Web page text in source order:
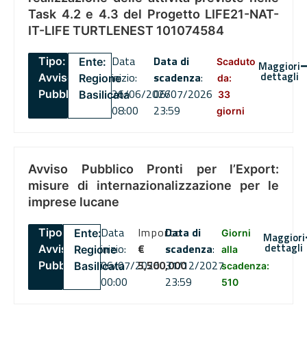
Task 4.2 e 4.3 del Progetto LIFE21-NAT-
IT-LIFE TURTLENEST 101074584
Tipo:
Avviso
Pubblico
Ente:
Regione
Basilicata
Data
inizio:
26/06/2026
08:00
Data di
scadenza:
06/07/2026
23:59
Scaduto
da:
33
giorni
Maggiori
dettagli
Avviso Pubblico Pronti per l’Export:
misure di internazionalizzazione per le
imprese lucane
Tipo:
Avviso
Pubblico
Ente:
Regione
Basilicata
Data
inizio:
06/07/2026
00:00
Importo
€
5,500,000
Data di
scadenza:
31/12/2027
23:59
Giorni
alla
scadenza:
510
Maggiori
dettagli